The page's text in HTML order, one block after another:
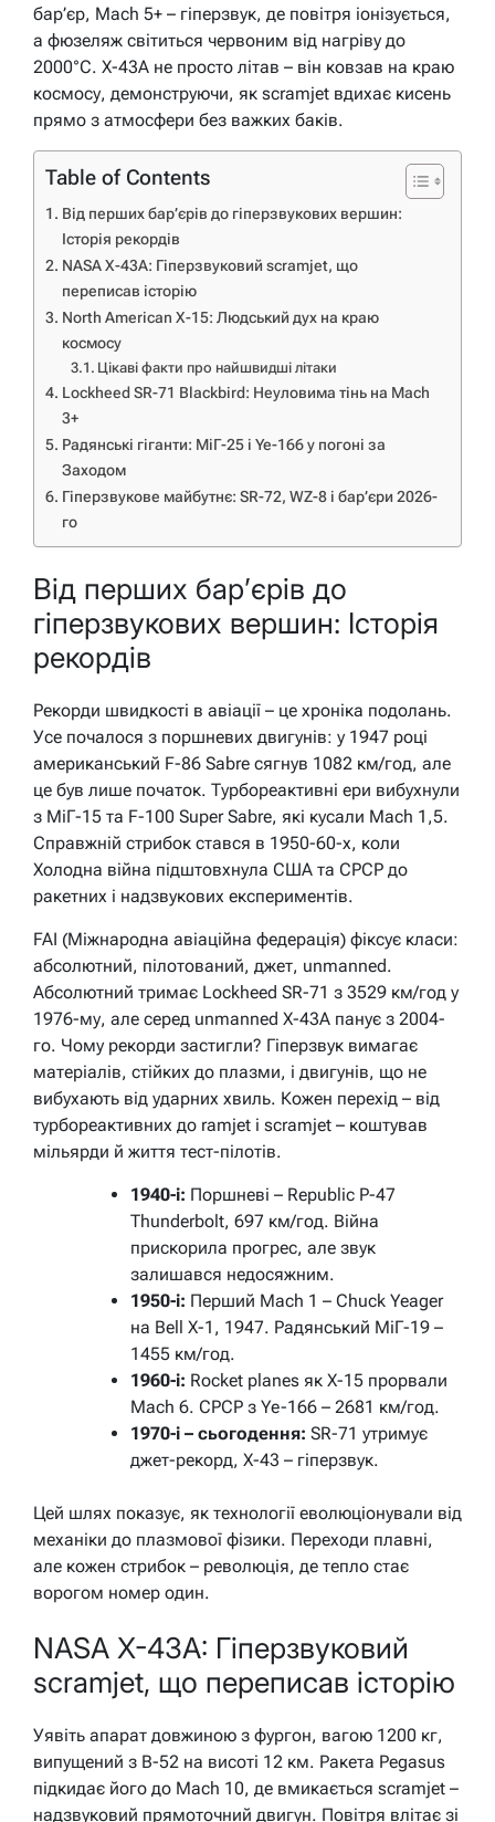
бар’єр, Mach 5+ – гіперзвук, де повітря іонізується,
а фюзеляж світиться червоним від нагріву до
2000°C. X-43A не просто літав – він ковзав на краю
космосу, демонструючи, як scramjet вдихає кисень
прямо з атмосфери без важких баків.
Table of Contents
Від перших бар’єрів до гіперзвукових вершин:
Історія рекордів
NASA X-43A: Гіперзвуковий scramjet, що
переписав історію
North American X-15: Людський дух на краю
космосу
Цікаві факти про найшвидші літаки
Lockheed SR-71 Blackbird: Неуловима тінь на Mach
3+
Радянські гіганти: МіГ-25 і Ye-166 у погоні за
Заходом
Гіперзвукове майбутнє: SR-72, WZ-8 і бар’єри 2026-
го
Від перших бар’єрів до
гіперзвукових вершин: Історія
рекордів
Рекорди швидкості в авіації – це хроніка подолань.
Усе почалося з поршневих двигунів: у 1947 році
американський F-86 Sabre сягнув 1082 км/год, але
це був лише початок. Турбореактивні ери вибухнули
з МіГ-15 та F-100 Super Sabre, які кусали Mach 1,5.
Справжній стрибок стався в 1950-60-х, коли
Холодна війна підштовхнула США та СРСР до
ракетних і надзвукових експериментів.
FAI (Міжнародна авіаційна федерація) фіксує класи:
абсолютний, пілотований, джет, unmanned.
Абсолютний тримає Lockheed SR-71 з 3529 км/год у
1976-му, але серед unmanned X-43A панує з 2004-
го. Чому рекорди застигли? Гіперзвук вимагає
матеріалів, стійких до плазми, і двигунів, що не
вибухають від ударних хвиль. Кожен перехід – від
турбореактивних до ramjet і scramjet – коштував
мільярди й життя тест-пілотів.
1940-і: Поршневі – Republic P-47
Thunderbolt, 697 км/год. Війна
прискорила прогрес, але звук
залишався недосяжним.
1950-і: Перший Mach 1 – Chuck Yeager
на Bell X-1, 1947. Радянський МіГ-19 –
1455 км/год.
1960-і: Rocket planes як X-15 прорвали
Mach 6. СРСР з Ye-166 – 2681 км/год.
1970-і – сьогодення: SR-71 утримує
джет-рекорд, X-43 – гіперзвук.
Цей шлях показує, як технології еволюціонували від
механіки до плазмової фізики. Переходи плавні,
але кожен стрибок – революція, де тепло стає
ворогом номер один.
NASA X-43A: Гіперзвуковий
scramjet, що переписав історію
Уявіть апарат довжиною з фургон, вагою 1200 кг,
випущений з B-52 на висоті 12 км. Ракета Pegasus
підкидає його до Mach 10, де вмикається scramjet –
надзвуковий прямоточний двигун. Повітря влітає зі